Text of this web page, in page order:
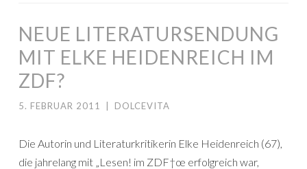
NEUE LITERATURSENDUNG
MIT ELKE HEIDENREICH IM
ZDF?
5. FEBRUAR 2011 DOLCEVITA
Die Autorin und Literaturkritikerin Elke Heidenreich (67),
die jahrelang mit „Lesen! im ZDF†œ erfolgreich war,